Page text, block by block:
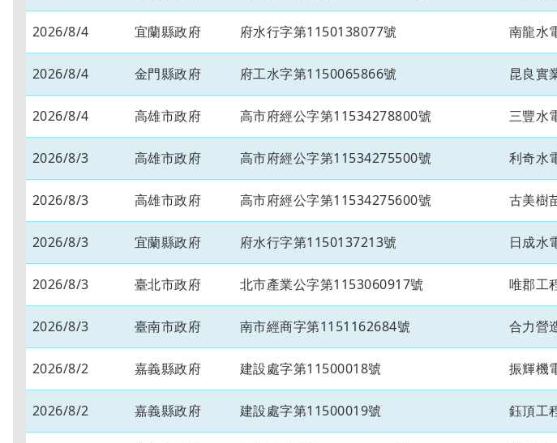
2026/8/4 宜蘭縣政府 府水行字第1150138077號 南龍水
2026/8/4 金門縣政府 府工水字第1150065866號 昆良實
2026/8/4 高雄市政府 高市府經公字第11534278800號 三豐水
2026/8/3 高雄市政府 高市府經公字第11534275500號 利奇水
2026/8/3 高雄市政府 高市府經公字第11534275600號 古美樹
2026/8/3 宜蘭縣政府 府水行字第1150137213號 日成水
2026/8/3 臺北市政府 北市產業公字第1153060917號 唯郡工
2026/8/3 臺南市政府 南市經商字第1151162684號 合力營
2026/8/2 嘉義縣政府 建設處字第11500018號 振輝機
2026/8/2 嘉義縣政府 建設處字第11500019號 鈺頂工